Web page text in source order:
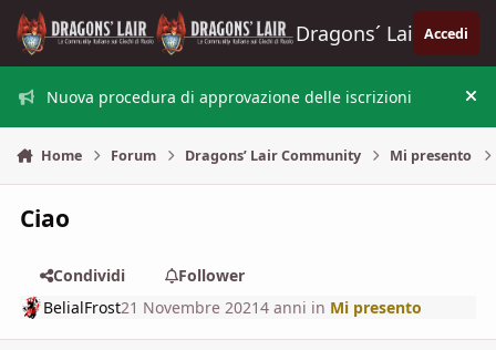
Vai al contenuto
Dragons´ Lair Accedi
Nuova procedura di approvazione delle iscrizioni
Home Forum Dragons’ Lair Community Mi presento
Ciao
Condividi
Follower
BelialFrost21 Novembre 20214 anni in Mi presento